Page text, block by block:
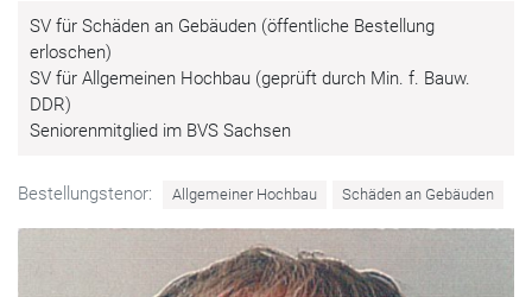
SV für Schäden an Gebäuden (öffentliche Bestellung
erloschen)
SV für Allgemeinen Hochbau (geprüft durch Min. f. Bauw.
DDR)
Seniorenmitglied im BVS Sachsen
Bestellungstenor: Allgemeiner Hochbau Schäden an Gebäuden